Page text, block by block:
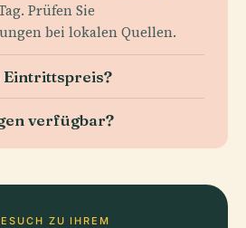
Prüfen Sie
bei lokalen Quellen.
Eintrittspreis?
verfügbar?
ZU IHREM